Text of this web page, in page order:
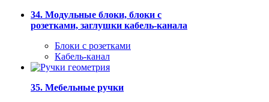
34. Модульные блоки, блоки с
розетками, заглушки кабель-канала
Блоки с розетками
Кабель-канал
35. Мебельные ручки